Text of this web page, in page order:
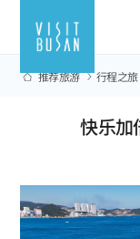
推荐旅游 行程之旅
快乐加